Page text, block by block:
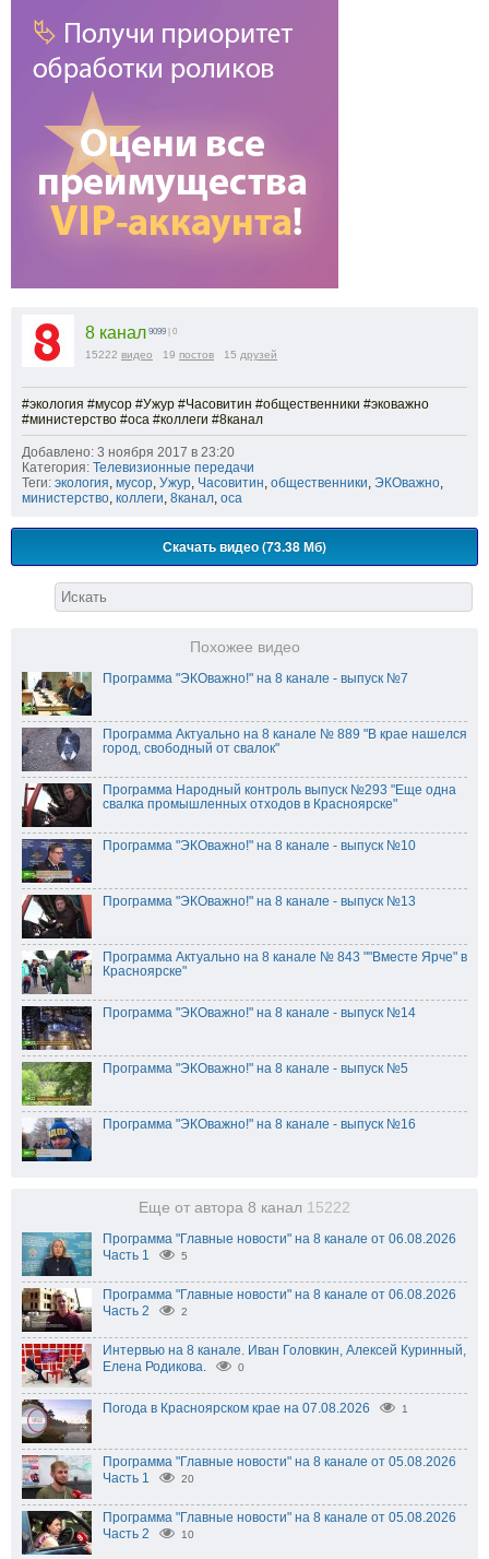
8 канал 9099 | 0
15222 видео 19 постов 15 друзей
#экология #мусор #Ужур #Часовитин #общественники #эковажно
#министерство #оса #коллеги #8канал
Добавлено: 3 ноября 2017 в 23:20
Категория: Телевизионные передачи
Теги: экология, мусор, Ужур, Часовитин, общественники, ЭКОважно,
министерство, коллеги, 8канал, оса
Скачать видео (73.38 Мб)
Похожее видео
Программа "ЭКОважно!" на 8 канале - выпуск №7
Программа Актуально на 8 канале № 889 "В крае нашелся
город, свободный от свалок"
Программа Народный контроль выпуск №293 "Еще одна
свалка промышленных отходов в Красноярске"
Программа "ЭКОважно!" на 8 канале - выпуск №10
Программа "ЭКОважно!" на 8 канале - выпуск №13
Программа Актуально на 8 канале № 843 ""Вместе Ярче" в
Красноярске"
Программа "ЭКОважно!" на 8 канале - выпуск №14
Программа "ЭКОважно!" на 8 канале - выпуск №5
Программа "ЭКОважно!" на 8 канале - выпуск №16
Еще от автора 8 канал 15222
Программа "Главные новости" на 8 канале от 06.08.2026
Часть 1
5
Программа "Главные новости" на 8 канале от 06.08.2026
Часть 2
2
Интервью на 8 канале. Иван Головкин, Алексей Куринный,
Елена Родикова.
0
Погода в Красноярском крае на 07.08.2026 1
Программа "Главные новости" на 8 канале от 05.08.2026
Часть 1
20
Программа "Главные новости" на 8 канале от 05.08.2026
Часть 2
10